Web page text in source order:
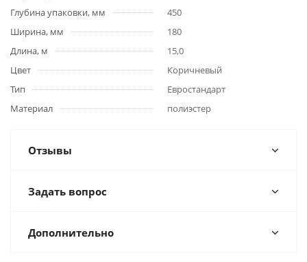
Глубина упаковки, мм
450
Ширина, мм
180
Длина, м
15,0
Цвет
Коричневый
Тип
Евростандарт
Материал
полиэстер
Отзывы
Задать вопрос
Дополнительно